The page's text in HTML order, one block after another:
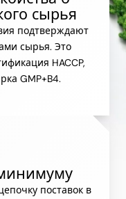
сырья
подтверждают
сырья. Это
HACCP,
GMP+B4.
поставок в